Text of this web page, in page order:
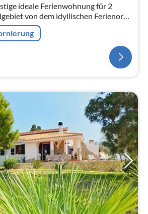
ideale Ferienwohnung für 2
von dem idyllischen Ferienort
mit wunderschönem